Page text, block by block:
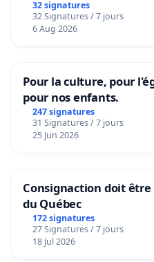
32 signatures
32 Signatures / 7 jours
6 Aug 2026
Pour la culture, pour
pour nos enfants.
247 signatures
31 Signatures / 7 jours
25 Jun 2026
Consignaction doit
du Québec
172 signatures
27 Signatures / 7 jours
18 Jul 2026